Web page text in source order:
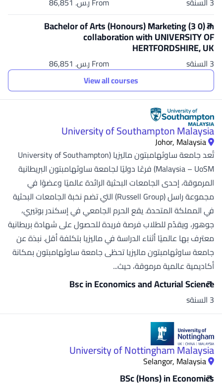
Bachelor of Arts (Honours) Marketing (3 0) in
collaboration with UNIVERSITY OF
HERTFORDSHIRE, UK
3 السنةs
From ر.س.‏ 86,851
View all courses
University of Southampton Malaysia
Johor, Malaysia
تُعد جامعة ساوثهامبتون ماليزيا (University of Southampton
Malaysia – UoSM) فرعًا دوليًا لجامعة ساوثهامبتون البريطانية
المرموقة، إحدى الجامعات البحثية الرائدة عالميًا وعضوًا في
مجموعة راسل (Russell Group) التي تضم نخبة الجامعات البحثية
في المملكة المتحدة. يقع الحرم الجامعي في إسكندر بوتيري،
جوهور، ويقدّم للطلاب فرصة فريدة للحصول على شهادة بريطانية
معترف بها عالميًا أثناء الدراسة في ماليزيا بتكلفة أقل. نبذة عن
جامعة ساوثهامبتون ماليزيا تحظى جامعة ساوثهامبتون بمكانة
أكاديمية عالمية مرموقة، حيث...
Bsc in Economics and Acturial Science
3 السنةs
University of Nottingham Malaysia
Selangor, Malaysia
BSc (Hons) in Economics